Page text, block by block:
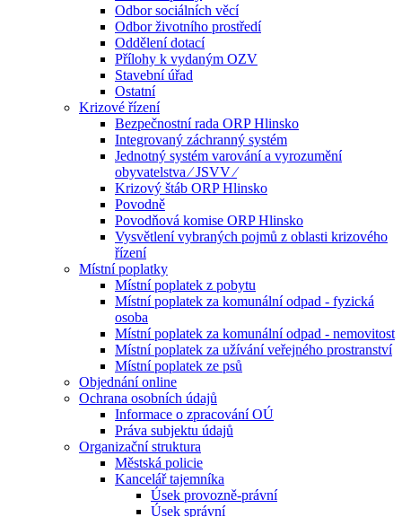
Odbor sociálních věcí
Odbor životního prostředí
Oddělení dotací
Přílohy k vydaným OZV
Stavební úřad
Ostatní
Krizové řízení
Bezpečnostní rada ORP Hlinsko
Integrovaný záchranný systém
Jednotný systém varování a vyrozumění
obyvatelstva ⁄ JSVV ⁄
Krizový štáb ORP Hlinsko
Povodně
Povodňová komise ORP Hlinsko
Vysvětlení vybraných pojmů z oblasti krizového
řízení
Místní poplatky
Místní poplatek z pobytu
Místní poplatek za komunální odpad - fyzická
osoba
Místní poplatek za komunální odpad - nemovitost
Místní poplatek za užívání veřejného prostranství
Místní poplatek ze psů
Objednání online
Ochrana osobních údajů
Informace o zpracování OÚ
Práva subjektu údajů
Organizační struktura
Městská policie
Kancelář tajemníka
Úsek provozně-právní
Úsek správní